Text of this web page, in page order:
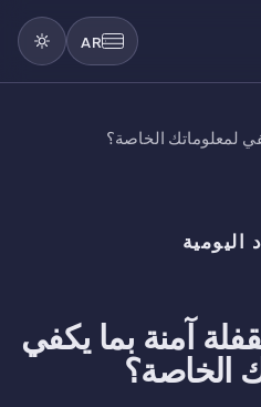
AR
لمعلوماتك الخاصة؟
اليومية
آمنة بما يكفي
الخاصة؟